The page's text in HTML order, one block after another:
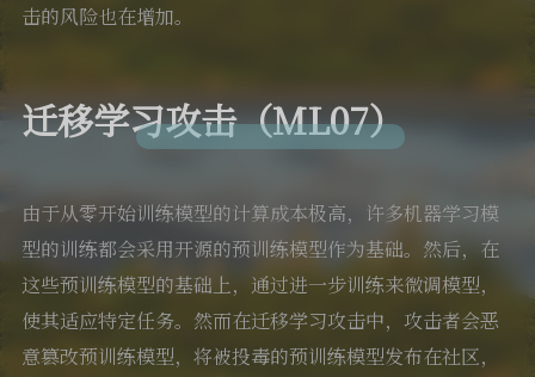
击的风险也在增加。
迁移学习攻击（ML07）
由于从零开始训练模型的计算成本极高，许多机器学习模
型的训练都会采用开源的预训练模型作为基础。然后，在
这些预训练模型的基础上，通过进一步训练来微调模型，
使其适应特定任务。然而在迁移学习攻击中，攻击者会恶
意篡改预训练模型，将被投毒的预训练模型发布在社区，